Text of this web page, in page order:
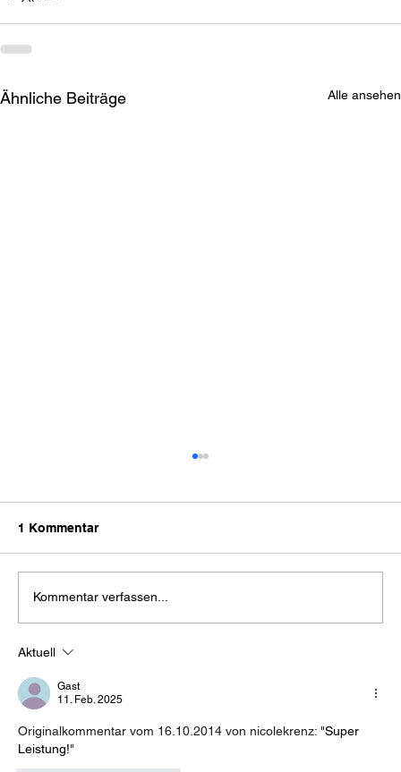
Ähnliche Beiträge Alle ansehen
Warum Aufteilen nicht dasselbe ist
1 Kommentar
Kommentar verfassen...
Aktuell
Gast
11. Feb. 2025
Originalkommentar vom 16.10.2014 von nicolekrenz: "Super
Leistung!"